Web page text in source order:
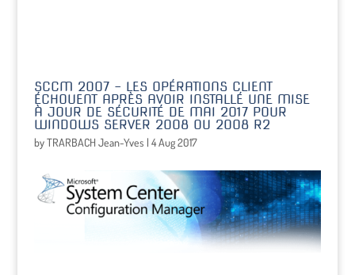
SCCM 2007 – LES OPÉRATIONS CLIENT
ÉCHOUENT APRÈS AVOIR INSTALLÉ UNE MISE
À JOUR DE SÉCURITÉ DE MAI 2017 POUR
WINDOWS SERVER 2008 OU 2008 R2
byTRARBACH Jean-Yves | 4 Aug 2017